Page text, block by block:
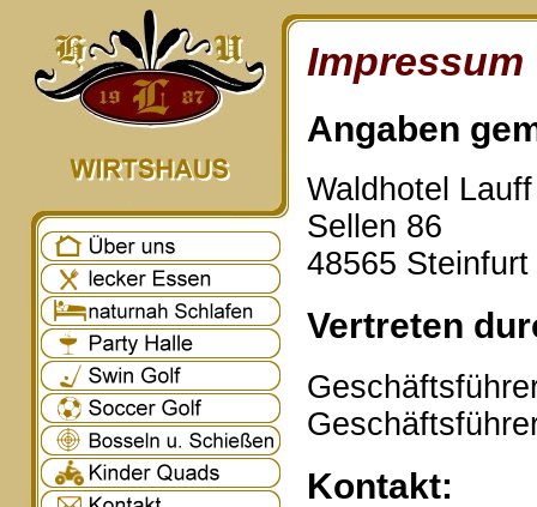
Impressum
Angaben
Waldhotel
Sellen 86
48565 Steinfurt
Vertreten
Kontakt: